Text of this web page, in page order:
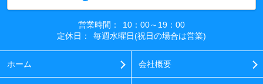
営業時間：
10：00～19：00
定休日：
毎週水曜日(祝日の場合は営業)
ホーム 会社概要